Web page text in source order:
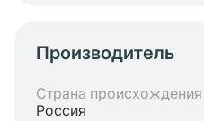
Производитель
Страна происхождения
Россия